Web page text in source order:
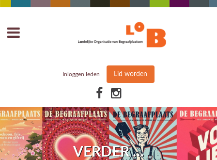
Inloggen leden Lid worden
VERDER …